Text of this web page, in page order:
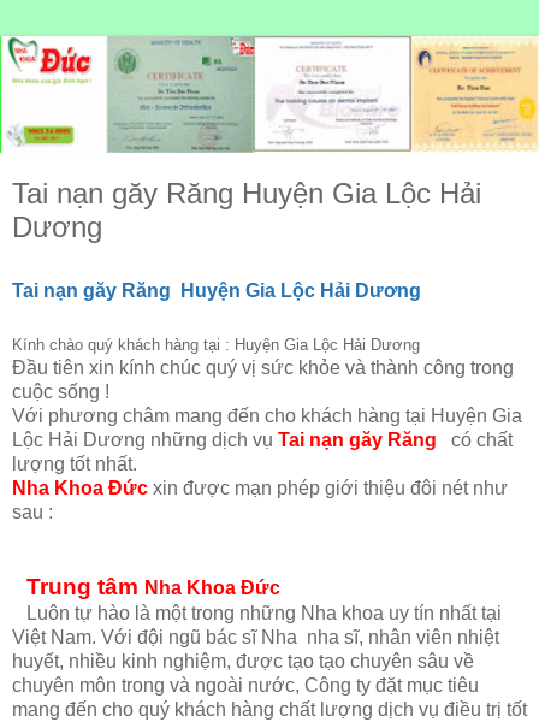
Tai nạn găy Răng Huyện Gia Lộc Hải
Dương
Tai nạn găy Răng Huyện Gia Lộc Hải Dương
Kính chào quý khách hàng tại : Huyện Gia Lộc Hải Dương
Đầu tiên xin kính chúc quý vị sức khỏe và thành công trong
cuộc sống !
Với phương châm mang đến cho khách hàng tại Huyện Gia
Lộc Hải Dương những dịch vụ Tai nạn găy Răng có chất
lượng tốt nhất.
Nha Khoa Đức xin được mạn phép giới thiệu đôi nét như
sau :
Trung tâm Nha Khoa Đức
Luôn tự hào là một trong những Nha khoa uy tín nhất tại
Việt Nam. Với đội ngũ bác sĩ Nha nha sĩ, nhân viên nhiệt
huyết, nhiều kinh nghiệm, được tạo tạo chuyên sâu về
chuyên môn trong và ngoài nước, Công ty đặt mục tiêu
mang đến cho quý khách hàng chất lượng dịch vụ điều trị tốt